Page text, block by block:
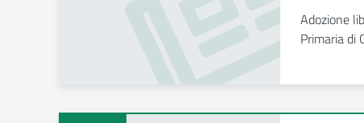
Adozione
Primaria di